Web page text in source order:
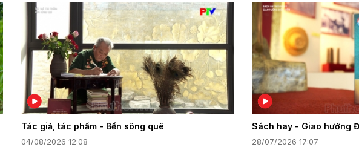
Tác giả, tác phẩm - Bến sông quê
04/08/2026 12:08
Sách hay - Giao hưởng
28/07/2026 17:07